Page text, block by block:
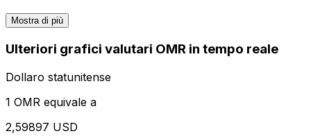
Mostra di più
Ulteriori grafici valutari OMR in tempo reale
Dollaro statunitense
1 OMR equivale a
2,59897 USD